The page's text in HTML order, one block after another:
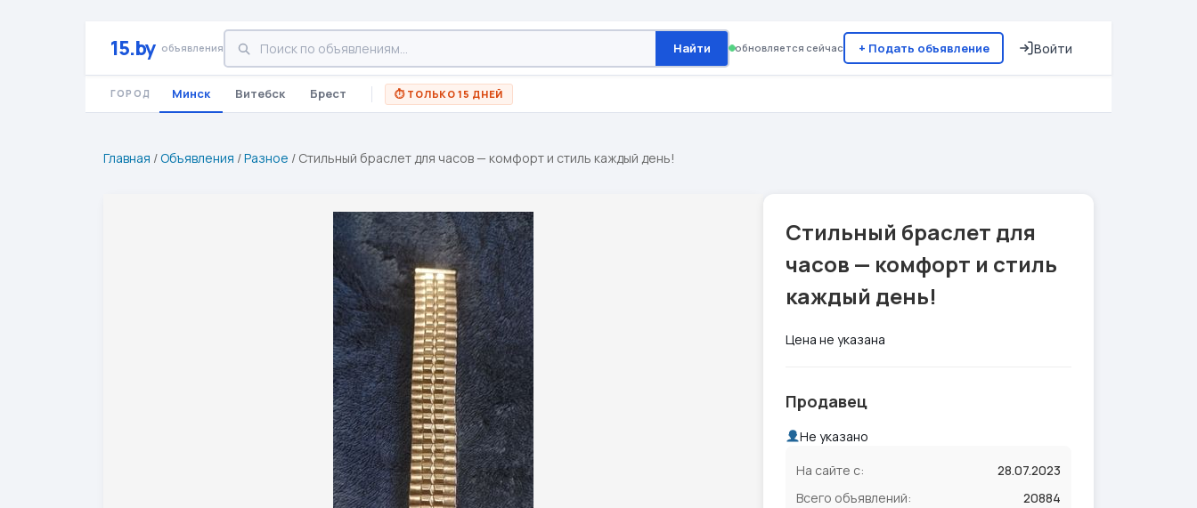
15.by объявления Найти обновляется сейчас + Подать объявление Войти
ГОРОД Минск Витебск Брест ⏱ ТОЛЬКО 15 ДНЕЙ
Главная /Объявления /Разное / Стильный браслет для часов — комфорт и стиль каждый день!
Стильный браслет для
часов — комфорт и стиль
каждый день!
Цена не указана
Продавец
Не указано
На сайте с:
28.07.2023
Всего объявлений:
20884